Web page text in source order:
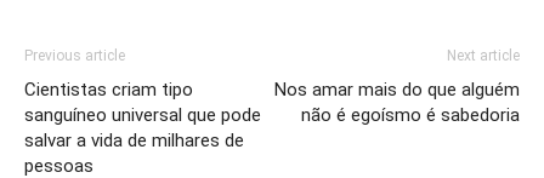
Previous article
Cientistas criam tipo
sanguíneo universal que pode
salvar a vida de milhares de
pessoas
Next article
Nos amar mais do que alguém
não é egoísmo é sabedoria